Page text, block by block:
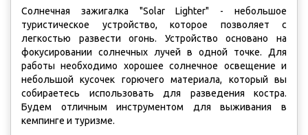
Солнечная зажигалка "Solar Lighter" - небольшое
туристическое устройство, которое позволяет с
легкостью развести огонь. Устройство основано на
фокусировании солнечных лучей в одной точке. Для
работы необходимо хорошее солнечное освещение и
небольшой кусочек горючего материала, который вы
собираетесь использовать для разведения костра.
Будем отличным инструментом для выживания в
кемпинге и туризме.